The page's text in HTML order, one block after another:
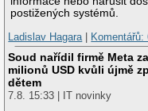
postižených systémů.
Ladislav Hagara | Komentářů:
Soud nařídil firmě Meta
milionů USD kvůli újmě
dětem
7.8. 15:33 | IT novinky